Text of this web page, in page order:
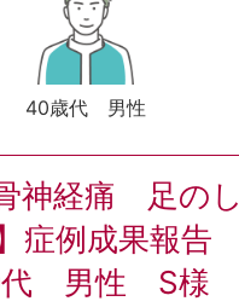
40歳代 男性
骨神経痛 足のし
症例成果報告
男性 S様